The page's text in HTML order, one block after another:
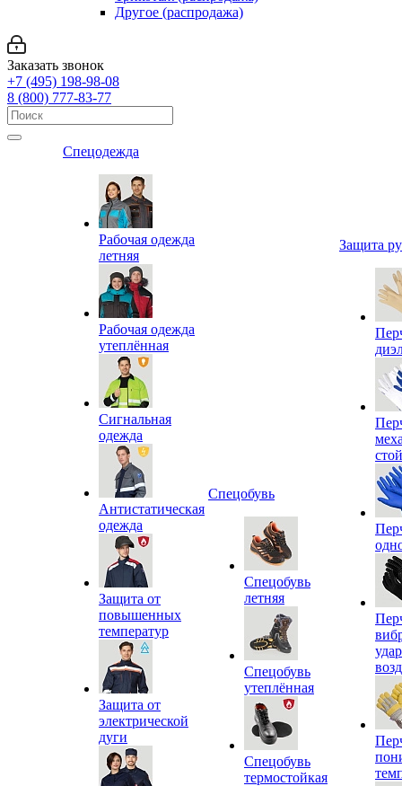
Другое (распродажа)
Заказать звонок
+7 (495) 198-98-08
8 (800) 777-83-77
Спецодежда
Рабочая одежда
летняя
Рабочая одежда
утеплённая
Сигнальная
одежда
Антистатическая
одежда
Защита от
повышенных
температур
Защита от
электрической
дуги
Спецобувь
Спецобувь
летняя
Спецобувь
утеплённая
Спецобувь
термостойкая
Защита